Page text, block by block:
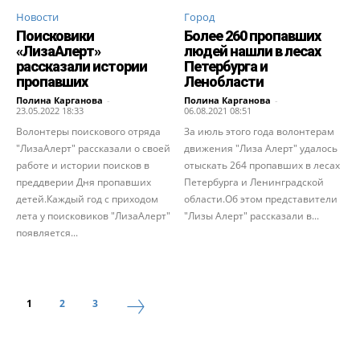
Новости
Поисковики
«ЛизаАлерт»
рассказали истории
пропавших
Полина Карганова -
23.05.2022 18:33
Волонтеры поискового отряда
"ЛизаАлерт" рассказали о своей
работе и истории поисков в
преддверии Дня пропавших
детей.Каждый год с приходом
лета у поисковиков "ЛизаАлерт"
появляется...
Город
Более 260 пропавших
людей нашли в лесах
Петербурга и
Ленобласти
Полина Карганова -
06.08.2021 08:51
За июль этого года волонтерам
движения "Лиза Алерт" удалось
отыскать 264 пропавших в лесах
Петербурга и Ленинградской
области.Об этом представители
"Лизы Алерт" рассказали в...
1 2 3